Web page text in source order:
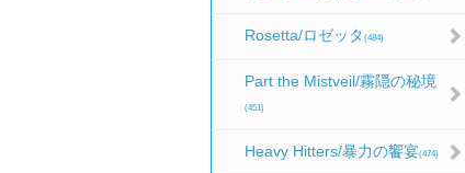
Rosetta/ロゼッタ (484)
Part the Mistveil/霧隠の秘境
(451)
Heavy Hitters/暴力の饗宴(474)